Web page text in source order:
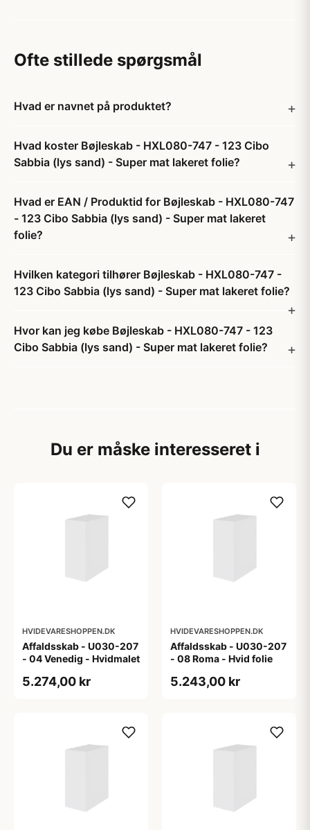
Ofte stillede spørgsmål
Hvad er navnet på produktet?
Hvad koster Bøjleskab - HXL080-747 - 123 Cibo
Sabbia (lys sand) - Super mat lakeret folie?
Hvad er EAN / Produktid for Bøjleskab - HXL080-747
- 123 Cibo Sabbia (lys sand) - Super mat lakeret
folie?
Hvilken kategori tilhører Bøjleskab - HXL080-747 -
123 Cibo Sabbia (lys sand) - Super mat lakeret folie?
Hvor kan jeg købe Bøjleskab - HXL080-747 - 123
Cibo Sabbia (lys sand) - Super mat lakeret folie?
Du er måske interesseret i
HVIDEVARESHOPPEN.DK
Affaldsskab - U030-207
- 04 Venedig - Hvidmalet
5.274,00 kr
HVIDEVARESHOPPEN.DK
Affaldsskab - U030-207
- 08 Roma - Hvid folie
5.243,00 kr